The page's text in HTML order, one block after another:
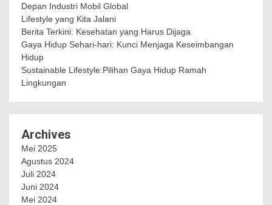
Depan Industri Mobil Global
Lifestyle yang Kita Jalani
Berita Terkini: Kesehatan yang Harus Dijaga
Gaya Hidup Sehari-hari: Kunci Menjaga Keseimbangan
Hidup
Sustainable Lifestyle:Pilihan Gaya Hidup Ramah
Lingkungan
Archives
Mei 2025
Agustus 2024
Juli 2024
Juni 2024
Mei 2024